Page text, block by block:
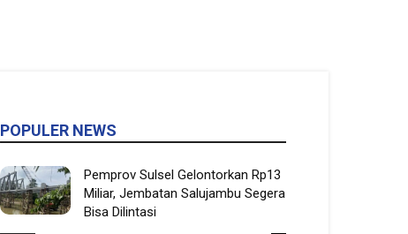
POPULER NEWS
Pemprov Sulsel Gelontorkan Rp13
Miliar, Jembatan Salujambu Segera
Bisa Dilintasi